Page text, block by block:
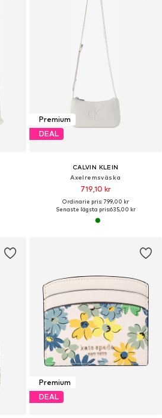
Premium
DEAL
CALVIN KLEIN
Axelremsväska
719,10 kr
Ordinarie pris: 799,00 kr
Senaste lägsta pris:635,00 kr
Premium
DEAL